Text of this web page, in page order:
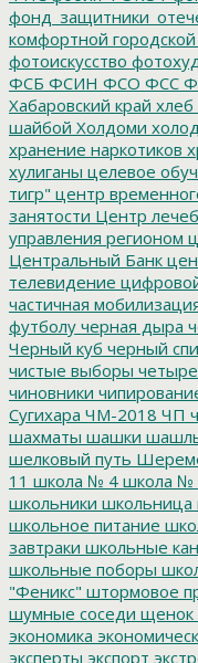
комфортной
фотоискусство
ФСБ ФСИН ФСО ФСС
Хабаровский край хлеб
шайбой Холдоми
хранение наркотиков
хулиганы целевое
тигр" центр
занятости Центр
управления регионом
Центральный Банк
телевидение
частичная
футболу черная дыра
Черный куб черный
чистые выборы
чиновники
Сугихара ЧМ-2018 ЧП
шахматы шашки
шелковый путь
11 школа № 4 школа №
школьники школьница
школьное питание
завтраки школьные
школьные поборы
"Феникс" штормовое
шумные соседи щенок
экономика
эксперты экспорт